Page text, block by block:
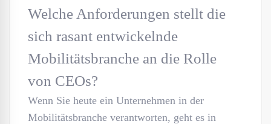
Welche Anforderungen stellt die
sich rasant entwickelnde
Mobilitätsbranche an die Rolle
von CEOs?
Wenn Sie heute ein Unternehmen in der
Mobilitätsbranche verantworten, geht es in